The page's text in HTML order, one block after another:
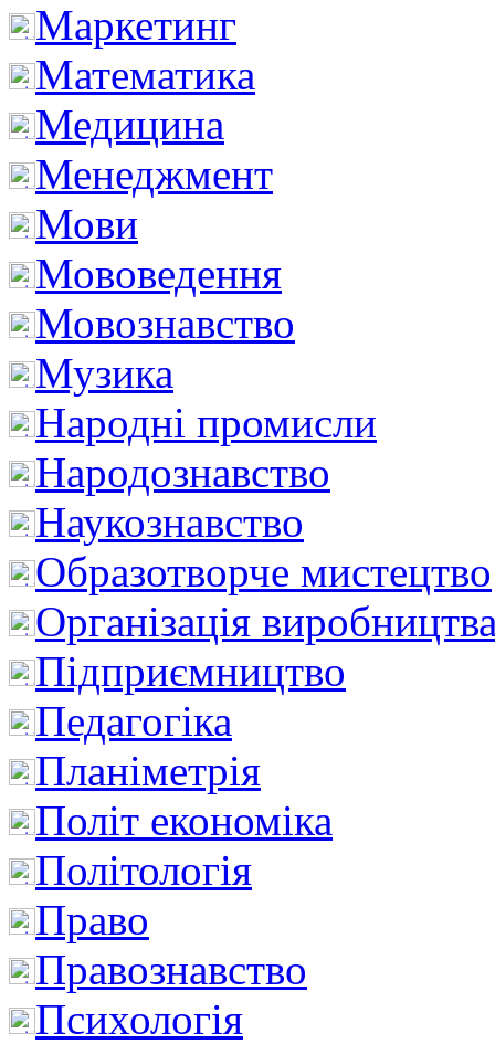
Маркетинг
Математика
Медицина
Менеджмент
Мови
Мововедення
Мовознавство
Музика
Народні промисли
Народознавство
Наукознавство
Образотворче мистецтво
Організація
Підприємництво
Педагогіка
Планіметрія
Політ економіка
Політологія
Право
Правознавство
Психологія